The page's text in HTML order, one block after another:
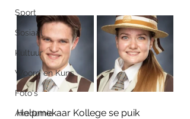
Sport
Sosiaal
Kultuur
Woord en Kuns
Foto's
Akademie
Helpmekaar Kollege se puik